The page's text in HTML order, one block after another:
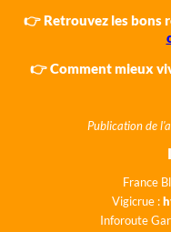
👉 Retrouvez les bons
👉 Comment mieux
Publication de
France
Vigicrue :
Inforoute